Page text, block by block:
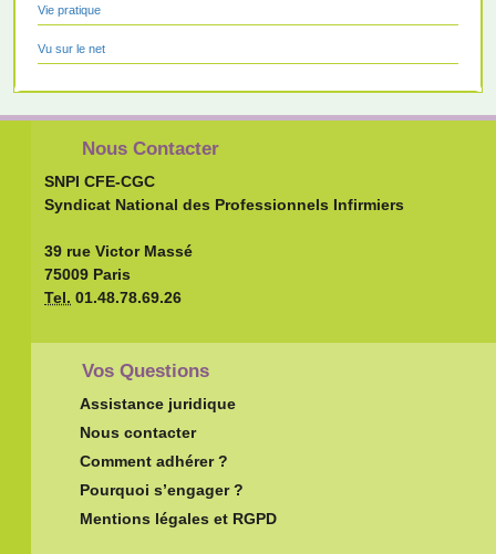
Vie pratique
Vu sur le net
Nous Contacter
SNPI CFE-CGC
Syndicat National des Professionnels Infirmiers
39 rue Victor Massé
75009 Paris
Tel. 01.48.78.69.26
Vos Questions
Assistance juridique
Nous contacter
Comment adhérer ?
Pourquoi s’engager ?
Mentions légales et RGPD